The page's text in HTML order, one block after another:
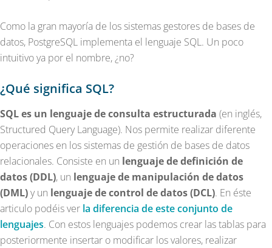
Como la gran mayoría de los sistemas gestores de bases de
datos, PostgreSQL implementa el lenguaje SQL. Un poco
intuitivo ya por el nombre, ¿no?
¿Qué significa SQL?
SQL es un lenguaje de consulta estructurada (en inglés,
Structured Query Language). Nos permite realizar diferente
operaciones en los sistemas de gestión de bases de datos
relacionales. Consiste en un lenguaje de definición de
datos (DDL), un lenguaje de manipulación de datos
(DML)y un lenguaje de control de datos (DCL). En éste
articulo podéis ver la diferencia de este conjunto de
lenguajes. Con estos lenguajes podemos crear las tablas para
posteriormente insertar o modificar los valores, realizar